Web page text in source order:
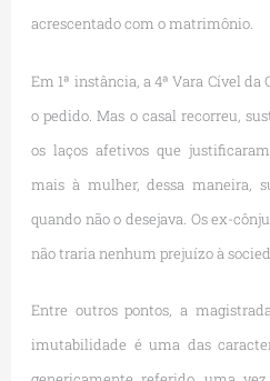
acrescentado com o matrimônio.
Em 1ª instância, a 4ª Vara Cível
o pedido. Mas o casal recorreu,
os laços afetivos que
mais à mulher, dessa maneira,
quando não o desejava. Os ex-
não traria nenhum prejuízo à
Entre outros pontos, a
imutabilidade é uma das